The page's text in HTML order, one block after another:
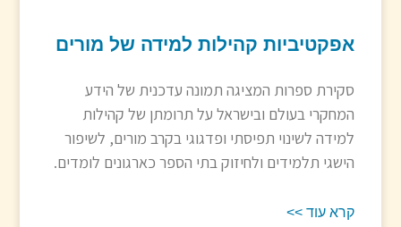
אפקטיביות קהילות למידה של מורים
סקירת ספרות המציגה תמונה עדכנית של הידע
המחקרי בעולם ובישראל על תרומתן של קהילות
למידה לשינוי תפיסתי ופדגוגי בקרב מורים, לשיפור
הישגי תלמידים ולחיזוק בתי הספר כארגונים לומדים.
קרא עוד >>